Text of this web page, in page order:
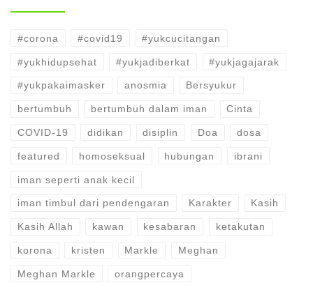
#corona #covid19 #yukcucitangan
#yukhidupsehat #yukjadiberkat #yukjagajarak
#yukpakaimasker anosmia Bersyukur
bertumbuh bertumbuh dalam iman Cinta
COVID-19 didikan disiplin Doa dosa
featured homoseksual hubungan ibrani
iman seperti anak kecil
iman timbul dari pendengaran Karakter Kasih
Kasih Allah kawan kesabaran ketakutan
korona kristen Markle Meghan
Meghan Markle orangpercaya